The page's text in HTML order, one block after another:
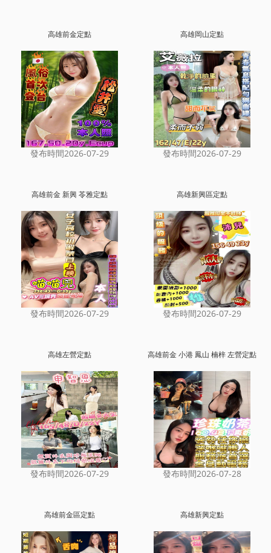
高雄前金定點
發布時間2026-07-29
高雄岡山定點
發布時間2026-07-29
高雄前金 新興 苓雅定點
發布時間2026-07-29
高雄新興區定點
發布時間2026-07-29
高雄左營定點
發布時間2026-07-29
高雄前金 小港 鳳山 楠梓 左營定點
發布時間2026-07-28
高雄前金區定點 高雄新興定點